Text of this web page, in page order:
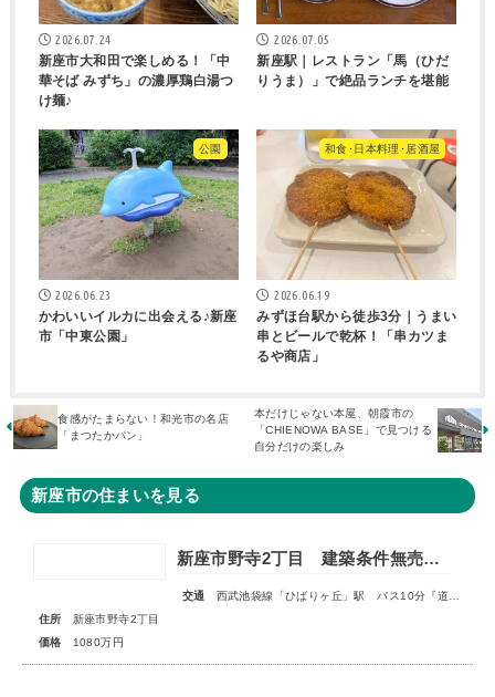
2026.07.24
新座市大和田で楽しめる！「中
華そば みずち」の濃厚鶏白湯つ
け麺♪
2026.07.05
新座駅｜レストラン「馬（ひだ
りうま）」で絶品ランチを堪能
公園
2026.06.23
かわいいイルカに出会える♪新座
市「中東公園」
和食･日本料理･居酒屋
2026.06.19
みずほ台駅から徒歩3分｜うまい
串とビールで乾杯！「串カツま
るや商店」
食感がたまらない！和光市の名店
「まつたかパン」
本だけじゃない本屋、朝霞市の
「CHIENOWA BASE」で見つける
自分だけの楽しみ
新座市の住まいを見る
新座市野寺2丁目 建築条件無売地 全1区画
交通
西武池袋線「ひばりヶ丘」駅 バス10分『道場』停歩4分
住所
新座市野寺2丁目
価格
1080万円